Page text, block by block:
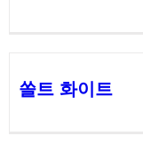
쏠트 화이트